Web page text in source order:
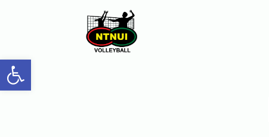
Open toolbar